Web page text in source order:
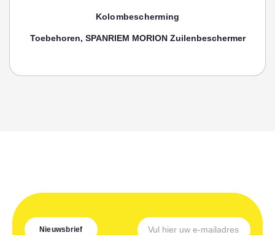
Kolombescherming
Toebehoren, SPANRIEM MORION Zuilenbeschermer
Nieuwsbrief